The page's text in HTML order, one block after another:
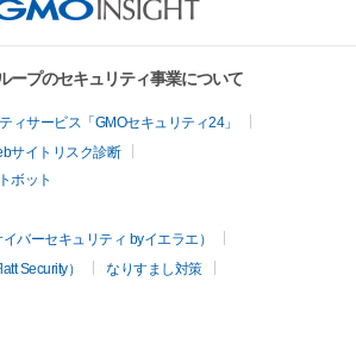
ープのセキュリティ事業について
ィサービス「GMOセキュリティ24」
サイトリスク診断
ボット
バーセキュリティ byイエラエ）
Security）
なりすまし対策